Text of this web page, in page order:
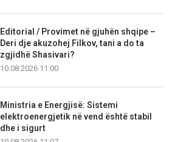
Editorial / Provimet në gjuhën shqipe –
Deri dje akuzohej Filkov, tani a do ta
zgjidhë Shasivari?
10.08.2026 11:00
Ministria e Energjisë: Sistemi
elektroenergjetik në vend është stabil
dhe i sigurt